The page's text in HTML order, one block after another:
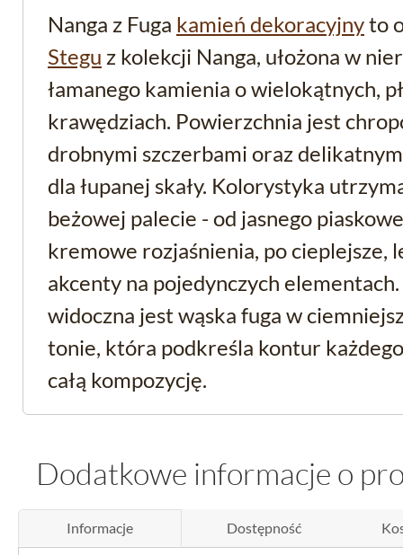
Nanga z Fuga kamień dekoracyjnyto
Stegu z kolekcji Nanga, ułożona w
łamanego kamienia o wielokątnych,
krawędziach. Powierzchnia jest
drobnymi szczerbami oraz
dla łupanej skały. Kolorystyka
beżowej palecie - od jasnego
kremowe rozjaśnienia, po cieplejsze,
akcenty na pojedynczych
widoczna jest wąska fuga w
tonie, która podkreśla kontur
całą kompozycję.
naturalnego kamienia
To kamień dekoracyjny wykonany
Dodatkowe informacje o
Informacje Dostępność